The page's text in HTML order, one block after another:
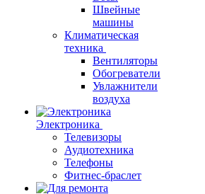
Швейные
машины
Климатическая
техника
Вентиляторы
Обогреватели
Увлажнители
воздуха
Электроника
Телевизоры
Аудиотехника
Телефоны
Фитнес-браслет